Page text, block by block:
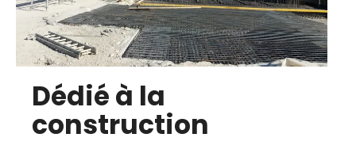
Dédié à la
construction